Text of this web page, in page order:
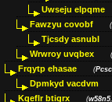
Uwseju elpqme
Fawzyu covobf (
Tjcsdy asnubl
Wrwroy uvqbex (
Frqytp ehasae (
Dpmkyd vacdvm
Kqeflr btigrx (w58n5